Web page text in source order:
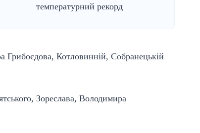
температурний рекорд
Грибоєдова, Котловинній, Собранецькій
Зореслава, Володимира